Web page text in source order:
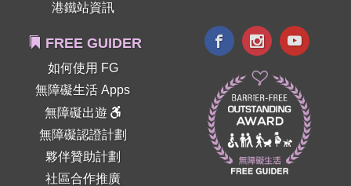
港鐵站資訊
FREE GUIDER
如何使用 FG
無障礙生活 Apps
無障礙出遊
無障礙認證計劃
夥伴贊助計劃
社區合作推廣